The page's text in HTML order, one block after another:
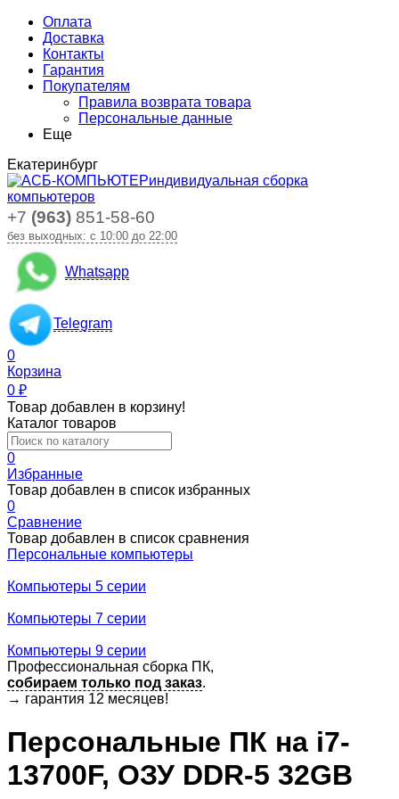
Оплата
Доставка
Контакты
Гарантия
Покупателям
Правила возврата товара
Персональные данные
Еще
Екатеринбург
индивидуальная сборка
компьютеров
+7 (963) 851-58-60
без выходных: с 10:00 до 22:00
Whatsapp
Telegram
0
Корзина
0 ₽
Товар добавлен в корзину!
Каталог товаров
0
Избранные
Товар добавлен в список избранных
0
Сравнение
Товар добавлен в список сравнения
Персональные компьютеры
Компьютеры 5 серии
Компьютеры 7 серии
Компьютеры 9 серии
Профессиональная сборка ПК,
собираем только под заказ.
→ гарантия 12 месяцев!
Персональные ПК на i7-
13700F, ОЗУ DDR-5 32GB